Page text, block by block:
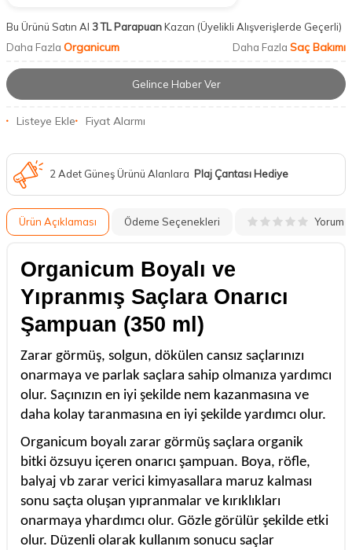
Bu Ürünü Satın Al 3 TL ParapuanKazan (Üyelikli Alışverişlerde Geçerli)
Daha Fazla Organicum Daha Fazla Saç Bakımı
Gelince Haber Ver
Listeye Ekle Fiyat Alarmı
2 Adet Güneş Ürünü Alanlara Plaj Çantası Hediye
Ürün Açıklaması Ödeme Seçenekleri Yorum
Organicum Boyalı ve
Yıpranmış Saçlara Onarıcı
Şampuan (350 ml)
Zarar görmüş, solgun, dökülen cansız saçlarınızı
onarmaya ve parlak saçlara sahip olmanıza yardımcı
olur. Saçınızın en iyi şekilde nem kazanmasına ve
daha kolay taranmasına en iyi şekilde yardımcı olur.
Organicum boyalı zarar görmüş saçlara organik
bitki özsuyu içeren onarıcı şampuan. Boya, röfle,
balyaj vb zarar verici kimyasallara maruz kalması
sonu saçta oluşan yıpranmalar ve kırıklıkları
onarmaya yhardımcı olur. Gözle görülür şekilde etki
olur. Düzenli olarak kullanım sonucu saçlar